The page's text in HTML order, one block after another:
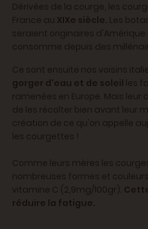
Dérivées de la courge, les
France au XIXe siècle. Les
seraient originaires d'Amérique
consomme depuis des
Ce sont ensuite nos voisins
gorger d'eau et de soleil les
ramenées en Europe. Mais
de les récolter bien avant leur
création de ce qu'on appelle
les courgettes !
Comme leurs mères les
nombreuses formes et
vitamine C (2,9mg/100gr).
réduire la fatigue.